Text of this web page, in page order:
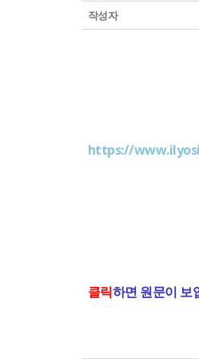
작성자
https://
클릭하면 원문이 보